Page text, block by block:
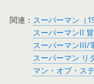
関連： スーパーマン（
スーパーマンII
スーパーマンIII/
スーパーマン リ
マン・オブ・ス